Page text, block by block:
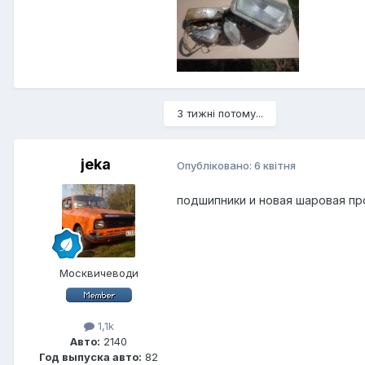
3 тижні потому...
jeka
Москвичеводи
1,1k
Авто: 2140
Год выпуска авто: 82
Опубліковано: 6 квітня
подшипники и новая шаровая